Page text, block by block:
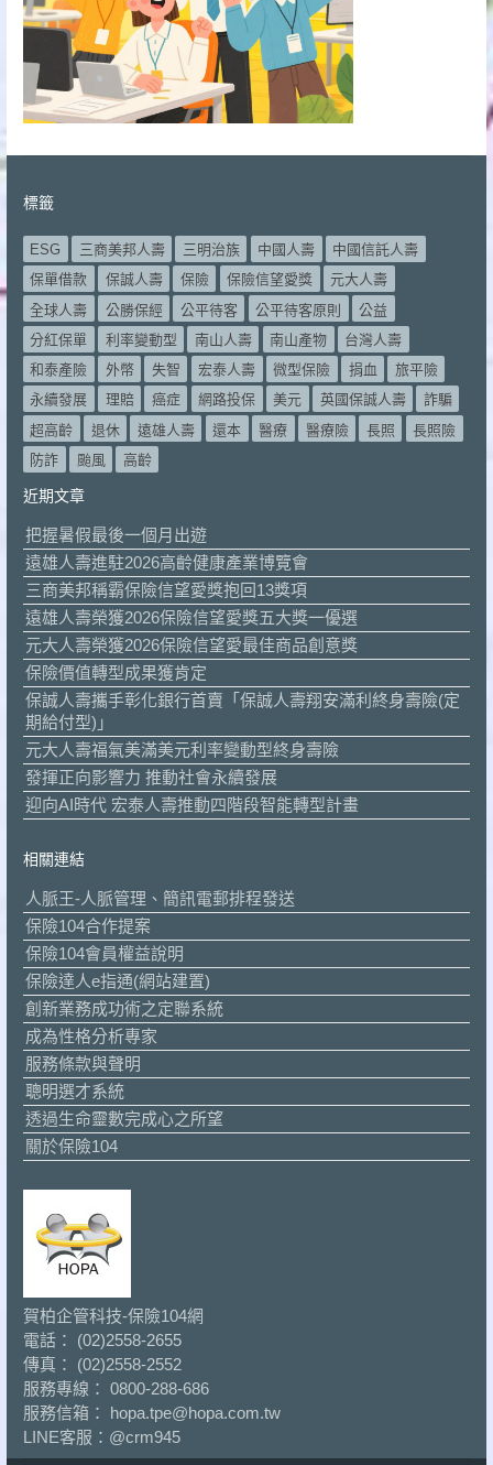
標籤
ESG 三商美邦人壽 三明治族 中國人壽
中國信託人壽
保單借款
保誠人壽 保險 保險信望愛獎
元大人壽
全球人壽
公勝保經 公平待客 公平待客原則
公益
分紅保單
利率變動型 南山人壽 南山產物
台灣人壽
和泰產險
外幣 失智 宏泰人壽 微型保險 捐血
旅平險
永續發展
理賠 癌症 網路投保 美元 英國保誠人壽
詐騙
超高齡
退休 遠雄人壽 還本 醫療 醫療險 長照
長照險
防詐
颱風 高齡
近期文章
把握暑假最後一個月出遊
遠雄人壽進駐2026高齡健康產業博覽會
三商美邦稱霸保險信望愛獎抱回13獎項
遠雄人壽榮獲2026保險信望愛獎五大獎一優選
元大人壽榮獲2026保險信望愛最佳商品創意獎
保險價值轉型成果獲肯定
保誠人壽攜手彰化銀行首賣「保誠人壽翔安滿利終身壽險(定
期給付型)」
元大人壽福氣美滿美元利率變動型終身壽險
發揮正向影響力 推動社會永續發展
迎向AI時代 宏泰人壽推動四階段智能轉型計畫
相關連結
人脈王-人脈管理、簡訊電郵排程發送
保險104合作提案
保險104會員權益說明
保險達人e指通(網站建置)
創新業務成功術之定聯系統
成為性格分析專家
服務條款與聲明
聰明選才系統
透過生命靈數完成心之所望
關於保險104
賀柏企管科技-保險104網
電話： (02)2558-2655
傳真： (02)2558-2552
服務專線： 0800-288-686
服務信箱： hopa.tpe@hopa.com.tw
LINE客服： @crm945